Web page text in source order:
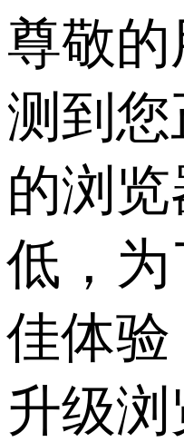
尊敬
测到您
的浏
低，
佳体
升级